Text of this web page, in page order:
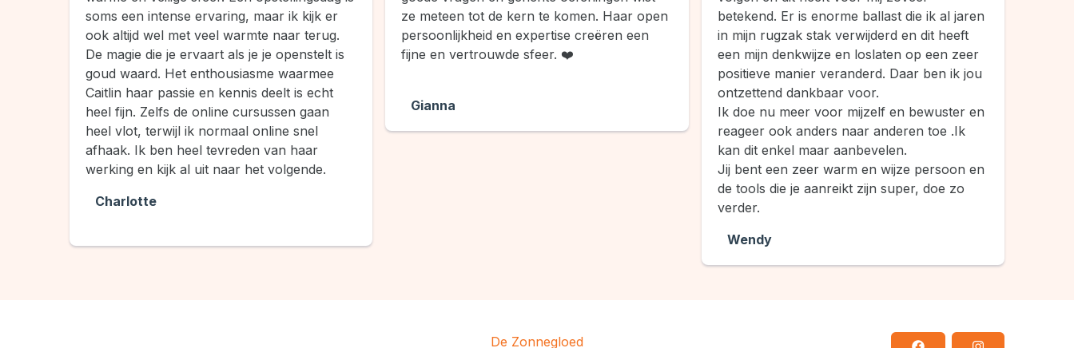
soms een intense ervaring, maar ik kijk er
ook altijd wel met veel warmte naar terug.
De magie die je ervaart als je je openstelt is
goud waard. Het enthousiasme waarmee
Caitlin haar passie en kennis deelt is echt
heel fijn. Zelfs de online cursussen gaan
heel vlot, terwijl ik normaal online snel
afhaak. Ik ben heel tevreden van haar
werking en kijk al uit naar het volgende.
Charlotte
ze meteen tot de kern te komen. Haar open
persoonlijkheid en expertise creëren een
fijne en vertrouwde sfeer. ❤️
Gianna
betekend. Er is enorme ballast die ik al jaren
in mijn rugzak stak verwijderd en dit heeft
een mijn denkwijze en loslaten op een zeer
positieve manier veranderd. Daar ben ik jou
ontzettend dankbaar voor.
Ik doe nu meer voor mijzelf en bewuster en
reageer ook anders naar anderen toe .Ik
kan dit enkel maar aanbevelen.
Jij bent een zeer warm en wijze persoon en
de tools die je aanreikt zijn super, doe zo
verder.
Wendy
De Zonnegloed